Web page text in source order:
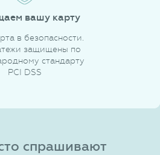
вашу карту
в безопасности.
защищены по
стандарту
PCI DSS
спрашивают